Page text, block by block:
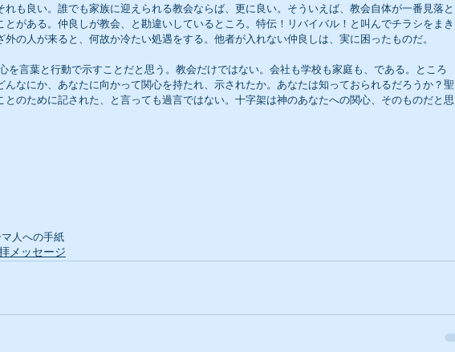
れも良い。誰でも家族に迎えられる教会ならば、更に良い。そういえば、教会自体が一番見落と
とがある。仲良しが教会、と勘違いしているところ。特伝！リバイバル！と叫んでチラシをまき
外の人が来ると、何故か冷たい処遇をする。他者が入れない仲良しは、実に困ったものだ。
んなにか、あなたに向かって関心を持たれ、示されたか。あなたは知っておられるだろうか？聖
とのために記された、と言っても過言ではない。十字架は神のあなたへの関心、そのものだと思
マ人への手紙
メッセージ